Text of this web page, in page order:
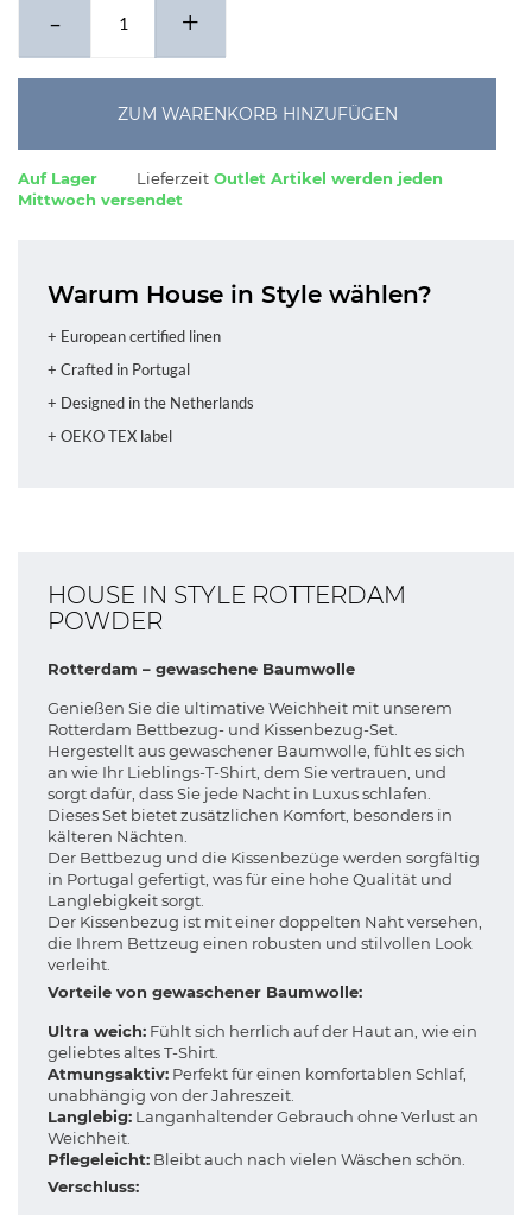
- +
ZUM WARENKORB HINZUFÜGEN
Auf Lager Lieferzeit Outlet Artikel werden jeden
Mittwoch versendet
Warum House in Style wählen?
+ European certified linen
+ Crafted in Portugal
+ Designed in the Netherlands
+ OEKO TEX label
HOUSE IN STYLE ROTTERDAM
POWDER
Rotterdam – gewaschene Baumwolle
Genießen Sie die ultimative Weichheit mit unserem
Rotterdam Bettbezug- und Kissenbezug-Set.
Hergestellt aus gewaschener Baumwolle, fühlt es sich
an wie Ihr Lieblings-T-Shirt, dem Sie vertrauen, und
sorgt dafür, dass Sie jede Nacht in Luxus schlafen.
Dieses Set bietet zusätzlichen Komfort, besonders in
kälteren Nächten.
Der Bettbezug und die Kissenbezüge werden sorgfältig
in Portugal gefertigt, was für eine hohe Qualität und
Langlebigkeit sorgt.
Der Kissenbezug ist mit einer doppelten Naht versehen,
die Ihrem Bettzeug einen robusten und stilvollen Look
verleiht.
Vorteile von gewaschener Baumwolle:
Ultra weich: Fühlt sich herrlich auf der Haut an, wie ein
geliebtes altes T-Shirt.
Atmungsaktiv: Perfekt für einen komfortablen Schlaf,
unabhängig von der Jahreszeit.
Langlebig: Langanhaltender Gebrauch ohne Verlust an
Weichheit.
Pflegeleicht: Bleibt auch nach vielen Wäschen schön.
Verschluss: